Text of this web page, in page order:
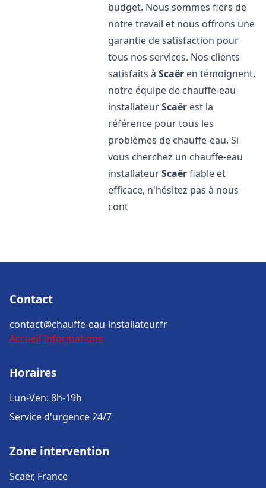
budget. Nous sommes fiers de
notre travail et nous offrons une
garantie de satisfaction pour
tous nos services. Nos clients
satisfaits àScaër en témoignent,
notre équipe de chauffe-eau
installateurScaër est la
référence pour tous les
problèmes de chauffe-eau. Si
vous cherchez un chauffe-eau
installateurScaërfiable et
efficace, n'hésitez pas à nous
cont
Contact
contact@chauffe-eau-installateur.fr
Accueil Informations
Horaires
Lun-Ven: 8h-19h
Service d'urgence 24/7
Zone intervention
Scaër, France